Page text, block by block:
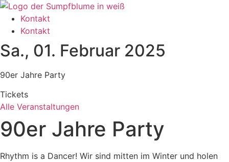
Zum
Inhalt
wechseln
Kontakt
Kontakt
Sa., 01. Februar 2025
90er Jahre Party
Tickets
Alle Veranstaltungen
90er Jahre Party
Rhythm is a Dancer! Wir sind mitten im Winter und holen